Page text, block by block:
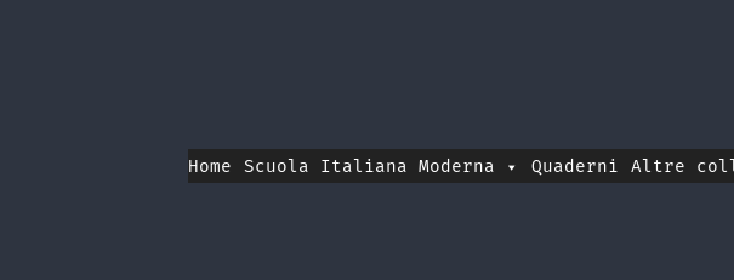
Home Scuola Italiana Moderna Quaderni Altre